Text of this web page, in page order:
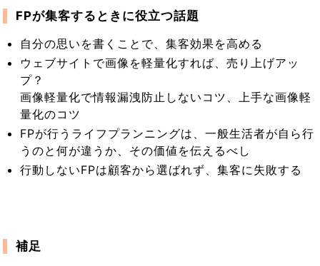
FPが集客するときに役立つ話題
自分の思いを書くことで、集客効果を高める
ウェブサイトで画像を軽量化すれば、売り上げアッ
プ？
画像軽量化で情報漏洩防止しないコツ、上手な画像軽
量化のコツ
FPが行うライフプランニングは、一般生活者が自ら行
うのと何が違うか、その価値を伝えるべし
行動しないFPは顧客から選ばれず、集客に失敗する
補足